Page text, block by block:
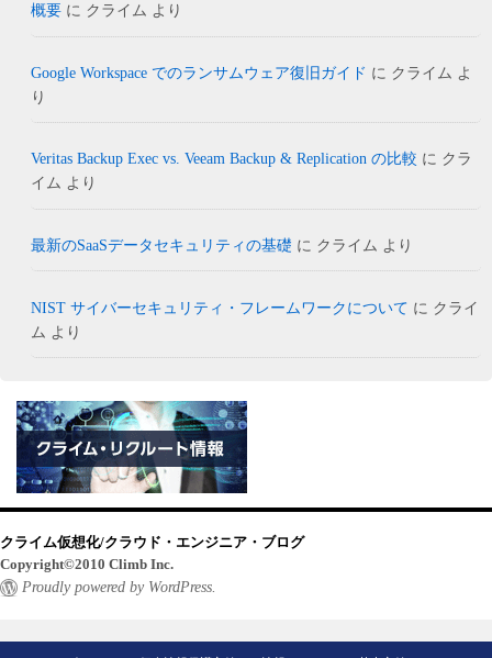
概要 に クライム より
Google Workspace でのランサムウェア復旧ガイド に クライム よ
り
Veritas Backup Exec vs. Veeam Backup & Replication の比較 に クラ
イム より
最新のSaaSデータセキュリティの基礎 に クライム より
NIST サイバーセキュリティ・フレームワークについて に クライ
ム より
クライム仮想化/クラウド・エンジニア・ブログ
Copyright©2010 Climb Inc.
Proudly powered by WordPress.